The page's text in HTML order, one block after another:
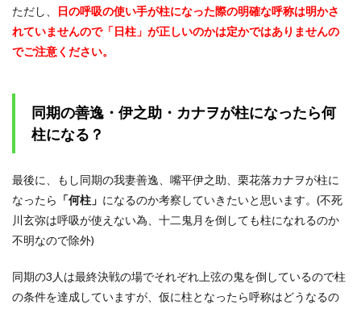
ただし、
日の呼吸の使い手が柱になった際の明確な呼称は明かさ
れていませんので「日柱」が正しいのかは定かではありませんの
でご注意ください。
同期の善逸・伊之助・カナヲが柱になったら何
柱になる？
最後に、もし同期の我妻善逸、嘴平伊之助、栗花落カナヲが柱に
なったら 「何柱」 になるのか考察していきたいと思います。(不死
川玄弥は呼吸が使えない為、十二鬼月を倒しても柱になれるのか
不明なので除外)
同期の3人は最終決戦の場でそれぞれ上弦の鬼を倒しているので柱
の条件を達成していますが、仮に柱となったら呼称はどうなるの